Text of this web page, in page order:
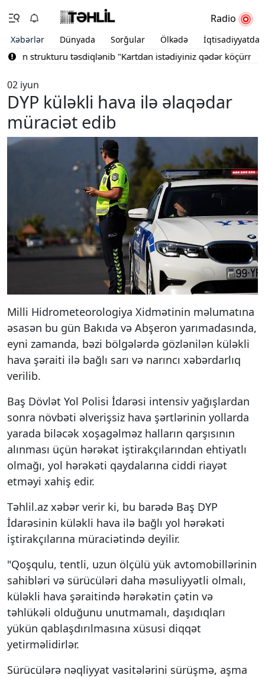
Radio
Xəbərlər Dünyada Sorğular Ölkədə İqtisadiyyatda
strukturu təsdiqlənib "Kartdan istədiyiniz qədər köçürmə
02 iyun
DYP küləkli hava ilə əlaqədar
müraciət edib
Milli Hidrometeorologiya Xidmətinin məlumatına
əsasən bu gün Bakıda və Abşeron yarımadasında,
eyni zamanda, bəzi bölgələrdə gözlənilən küləkli
hava şəraiti ilə bağlı sarı və narıncı xəbərdarlıq
verilib.
Baş Dövlət Yol Polisi İdarəsi intensiv yağışlardan
sonra növbəti əlverişsiz hava şərtlərinin yollarda
yarada biləcək xoşagəlməz halların qarşısının
alınması üçün hərəkət iştirakçılarından ehtiyatlı
olmağı, yol hərəkəti qaydalarına ciddi riayət
etməyi xahiş edir.
Təhlil.az xəbər verir ki, bu barədə Baş DYP
İdarəsinin küləkli hava ilə bağlı yol hərəkəti
iştirakçılarına müraciətində deyilir.
"Qoşqulu, tentli, uzun ölçülü yük avtomobillərinin
sahibləri və sürücüləri daha məsuliyyətli olmalı,
küləkli hava şəraitində hərəkətin çətin və
təhlükəli olduğunu unutmamalı, daşıdıqları
yükün qablaşdırılmasına xüsusi diqqət
yetirməlidirlər.
Sürücülərə nəqliyyat vasitələrini sürüşmə, aşma